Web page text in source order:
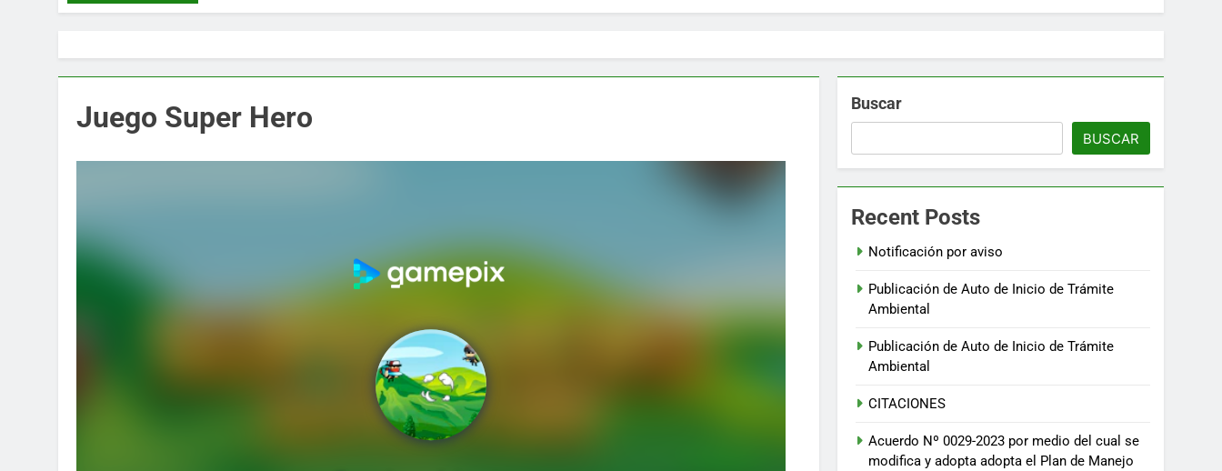
Juego Super Hero Buscar
BUSCAR
Recent Posts
Notificación por aviso
Publicación de Auto de Inicio de Trámite
Ambiental
Publicación de Auto de Inicio de Trámite
Ambiental
CITACIONES
Acuerdo Nº 0029-2023 por medio del cual se
modifica y adopta adopta el Plan de Manejo